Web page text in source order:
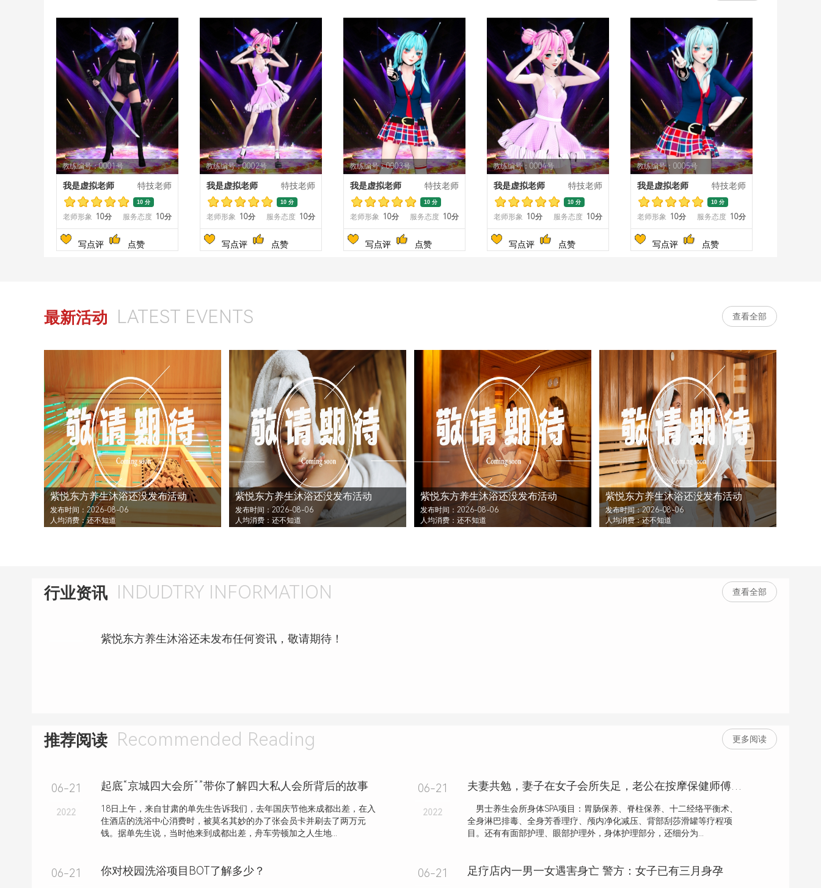
教练编号：0001号
我是虚拟老师 特技老师
10 分
老师形象 10分 服务态度 10分
写点评 点赞
教练编号：0002号
我是虚拟老师 特技老师
10 分
老师形象 10分 服务态度 10分
写点评 点赞
教练编号：0003号
我是虚拟老师 特技老师
10 分
老师形象 10分 服务态度 10分
写点评 点赞
教练编号：0004号
我是虚拟老师 特技老师
10 分
老师形象 10分 服务态度 10分
写点评 点赞
教练编号：0005号
我是虚拟老师 特技老师
10 分
老师形象 10分 服务态度 10分
写点评 点赞
最新活动 LATEST EVENTS 查看全部
紫悦东方养生沐浴还没发布活动
发布时间：2026-08-06
人均消费：还不知道
紫悦东方养生沐浴还没发布活动
发布时间：2026-08-06
人均消费：还不知道
紫悦东方养生沐浴还没发布活动
发布时间：2026-08-06
人均消费：还不知道
紫悦东方养生沐浴还没发布活动
发布时间：2026-08-06
人均消费：还不知道
行业资讯 INDUDTRY INFORMATION 查看全部
紫悦东方养生沐浴还未发布任何资讯，敬请期待！
推荐阅读 Recommended Reading 更多阅读
06-21
2022
起底“京城四大会所“”带你了解四大私人会所背后的故事
18日上午，来自甘肃的单先生告诉我们，去年国庆节他来成都出差，在入
住酒店的洗浴中心消费时，被莫名其妙的办了张会员卡并刷去了两万元
钱。据单先生说，当时他来到成都出差，舟车劳顿加之人生地...
06-21
2022
男士养生会所身体SPA项目：胃肠保养、脊柱保养、十二经络平衡术、
全身淋巴排毒、全身芳香理疗、颅内净化减压、背部刮莎滑罐等疗程项
目。还有有面部护理、眼部护理外，身体护理部分，还细分为...
06-21 你对校园洗浴项目BOT了解多少？ 06-21 足疗店内一男一女遇害身亡 警方：女子已有三月身孕